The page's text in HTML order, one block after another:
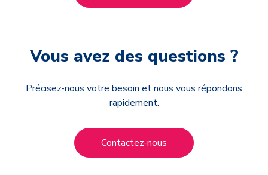
Vous avez des questions ?
Précisez-nous votre besoin et nous vous répondons
rapidement.
Contactez-nous